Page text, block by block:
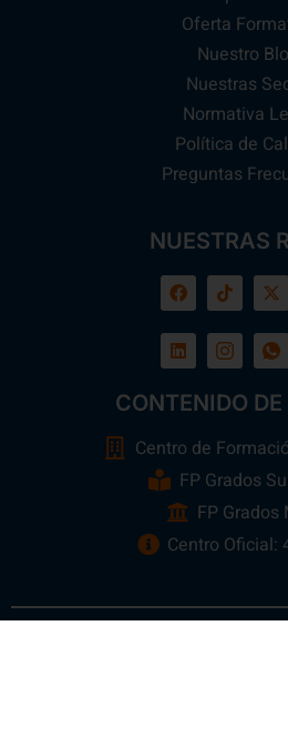
Oferta
Nuestro
Nuestras
Normativa
Política de
Preguntas
NUESTRAS
CONTENIDO DE
Centro de
FP Grados
FP Grados
Centro Oficial: